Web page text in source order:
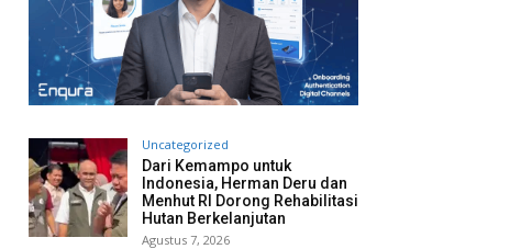
Uncategorized
Dari Kemampo untuk
Indonesia, Herman Deru dan
Menhut RI Dorong Rehabilitasi
Hutan Berkelanjutan
Agustus 7, 2026